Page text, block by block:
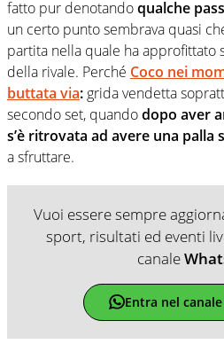
fatto pur denotandoqualche
un certo punto sembrava quasi
partita nella quale ha approfittato
della rivale. Perché Coco nei
buttata via: grida vendetta
secondo set, quandodopo aver
s’è ritrovata ad avere una palla
a sfruttare.
Vuoi essere sempre
sport, risultati ed eventi
canale
Entra nel